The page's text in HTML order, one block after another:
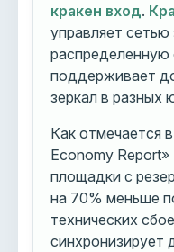
кракен вход.
управляет сетью
распределенную
поддерживает
зеркал в разных
Как отмечается
Economy
площадки с
на 70% меньше
технических
синхронизирует